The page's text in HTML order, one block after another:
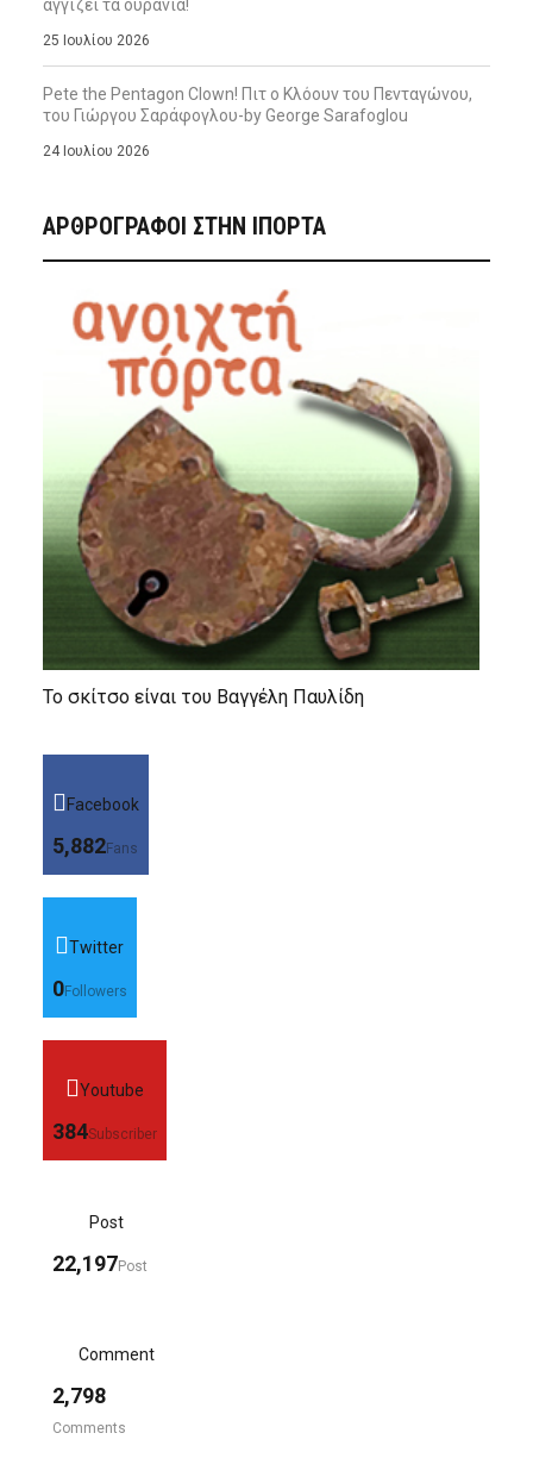
αγγίζει τα ουράνια!
25 Ιουλίου 2026
Pete the Pentagon Clown! Πιτ ο Κλόουν του Πενταγώνου,
του Γιώργου Σαράφογλου-by George Sarafoglou
24 Ιουλίου 2026
ΑΡΘΡΟΓΡΑΦΟΙ ΣΤΗΝ IΠΟΡΤΑ
Το σκίτσο είναι του Βαγγέλη Παυλίδη
Facebook
5,882Fans
Twitter
0Followers
Youtube
384Subscriber
Post
22,197Post
Comment
2,798
Comments